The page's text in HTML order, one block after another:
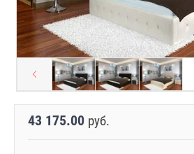
43 175.00 руб.